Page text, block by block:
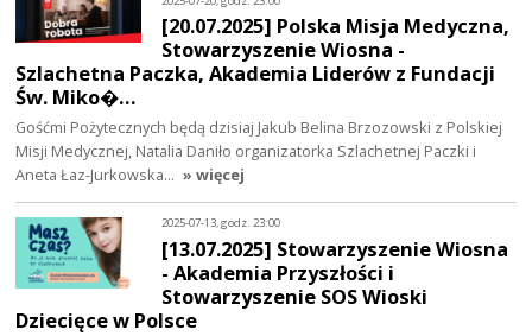
[20.07.2025] Polska Misja Medyczna,
Stowarzyszenie Wiosna -
Szlachetna Paczka, Akademia Liderów z Fundacji
Św. Miko�…
Gośćmi Pożytecznych będą dzisiaj Jakub Belina Brzozowski z Polskiej
Misji Medycznej, Natalia Daniło organizatorka Szlachetnej Paczki i
Aneta Łaz-Jurkowska… » więcej
2025-07-13, godz. 23:00
[13.07.2025] Stowarzyszenie Wiosna
- Akademia Przyszłości i
Stowarzyszenie SOS Wioski
Dziecięce w Polsce